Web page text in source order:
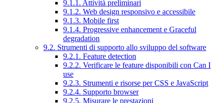
9.1.1. Attività preliminari
9.1.2. Web design responsivo e accessibile
9.1.3. Mobile first
9.1.4. Progressive enhancement e Graceful
degradation
9.2. Strumenti di supporto allo sviluppo del software
9.2.1. Feature detection
9.2.2. Verificare le feature disponibili con Can I
use
9.2.3. Strumenti e risorse per CSS e JavaScript
9.2.4. Supporto browser
9.2.5. Misurare le prestazioni